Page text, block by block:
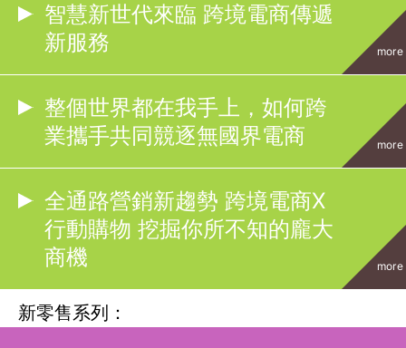
智慧新世代來臨 跨境電商傳遞
新服務
more
整個世界都在我手上，如何跨
業攜手共同競逐無國界電商
more
全通路營銷新趨勢 跨境電商X
行動購物 挖掘你所不知的龐大
商機
more
新零售系列：